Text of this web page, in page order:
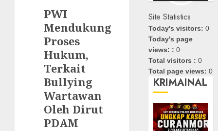
PWI
Mendukung
Proses
Hukum,
Terkait
Bullying
Wartawan
Oleh Dirut
PDAM
Site Statistics
Today's visitors:0
Today's page
views: :0
Total visitors :0
Total page views:0
KRIMAINAL